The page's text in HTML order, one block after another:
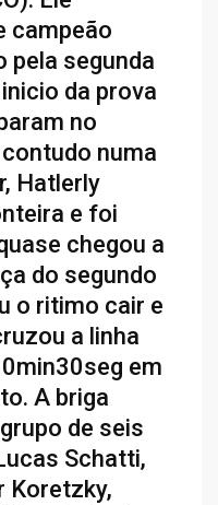
campeão
pela segunda
da prova
no
numa
Hatlerly
e foi
chegou a
do segundo
o ritimo cair e
a linha
em
A briga
de seis
Schatti,
Koretzky,